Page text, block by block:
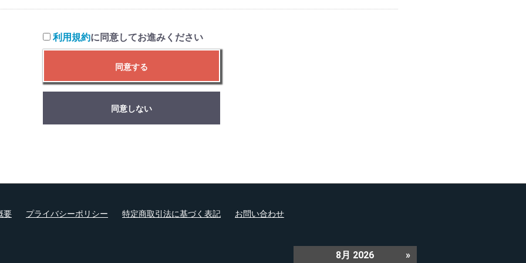
利用規約に同意してお進みください
同意する
同意しない
要 プライバシーポリシー 特定商取引法に基づく表記 お問い合わせ
8月 2026 »